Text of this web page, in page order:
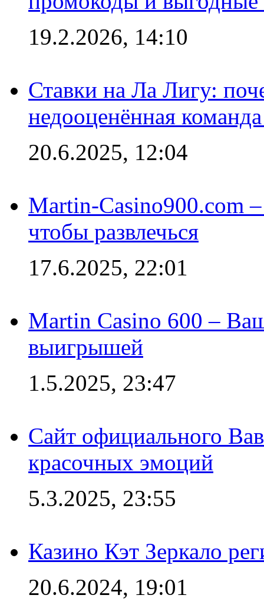
19.2.2026, 14:10
Ставки на Ла Лигу:
недооценённая
20.6.2025, 12:04
Martin-Casino900.com
чтобы развлечься
17.6.2025, 22:01
Martin Casino 600 –
выигрышей
1.5.2025, 23:47
Сайт официального
красочных эмоций
5.3.2025, 23:55
Казино Кэт Зеркало
20.6.2024, 19:01